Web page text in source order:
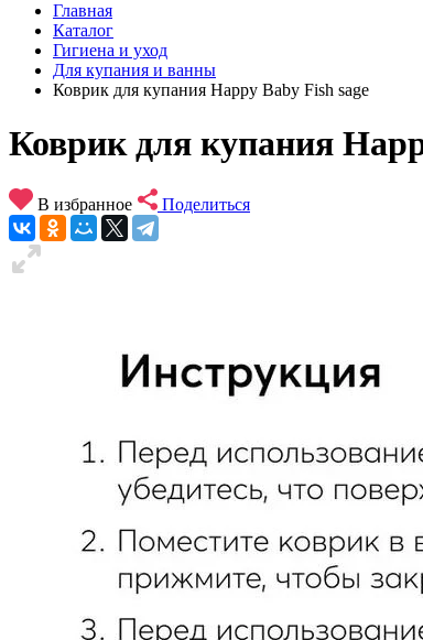
Главная
Каталог
Гигиена и уход
Для купания и ванны
Коврик для купания Happy Baby Fish sage
Коврик для купания
В избранное Поделиться